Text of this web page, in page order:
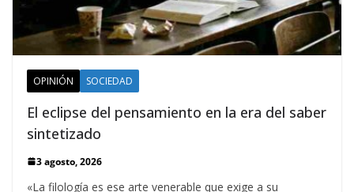
OPINIÓN SOCIEDAD
El eclipse del pensamiento en la era del saber
sintetizado
3 agosto, 2026
«La filología es ese arte venerable que exige a su